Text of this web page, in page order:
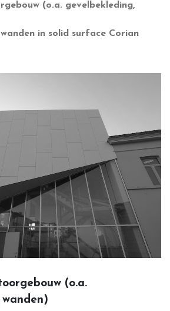
Contact
(o.a. gevelbekleding,
in solid surface Corian
(o.a.